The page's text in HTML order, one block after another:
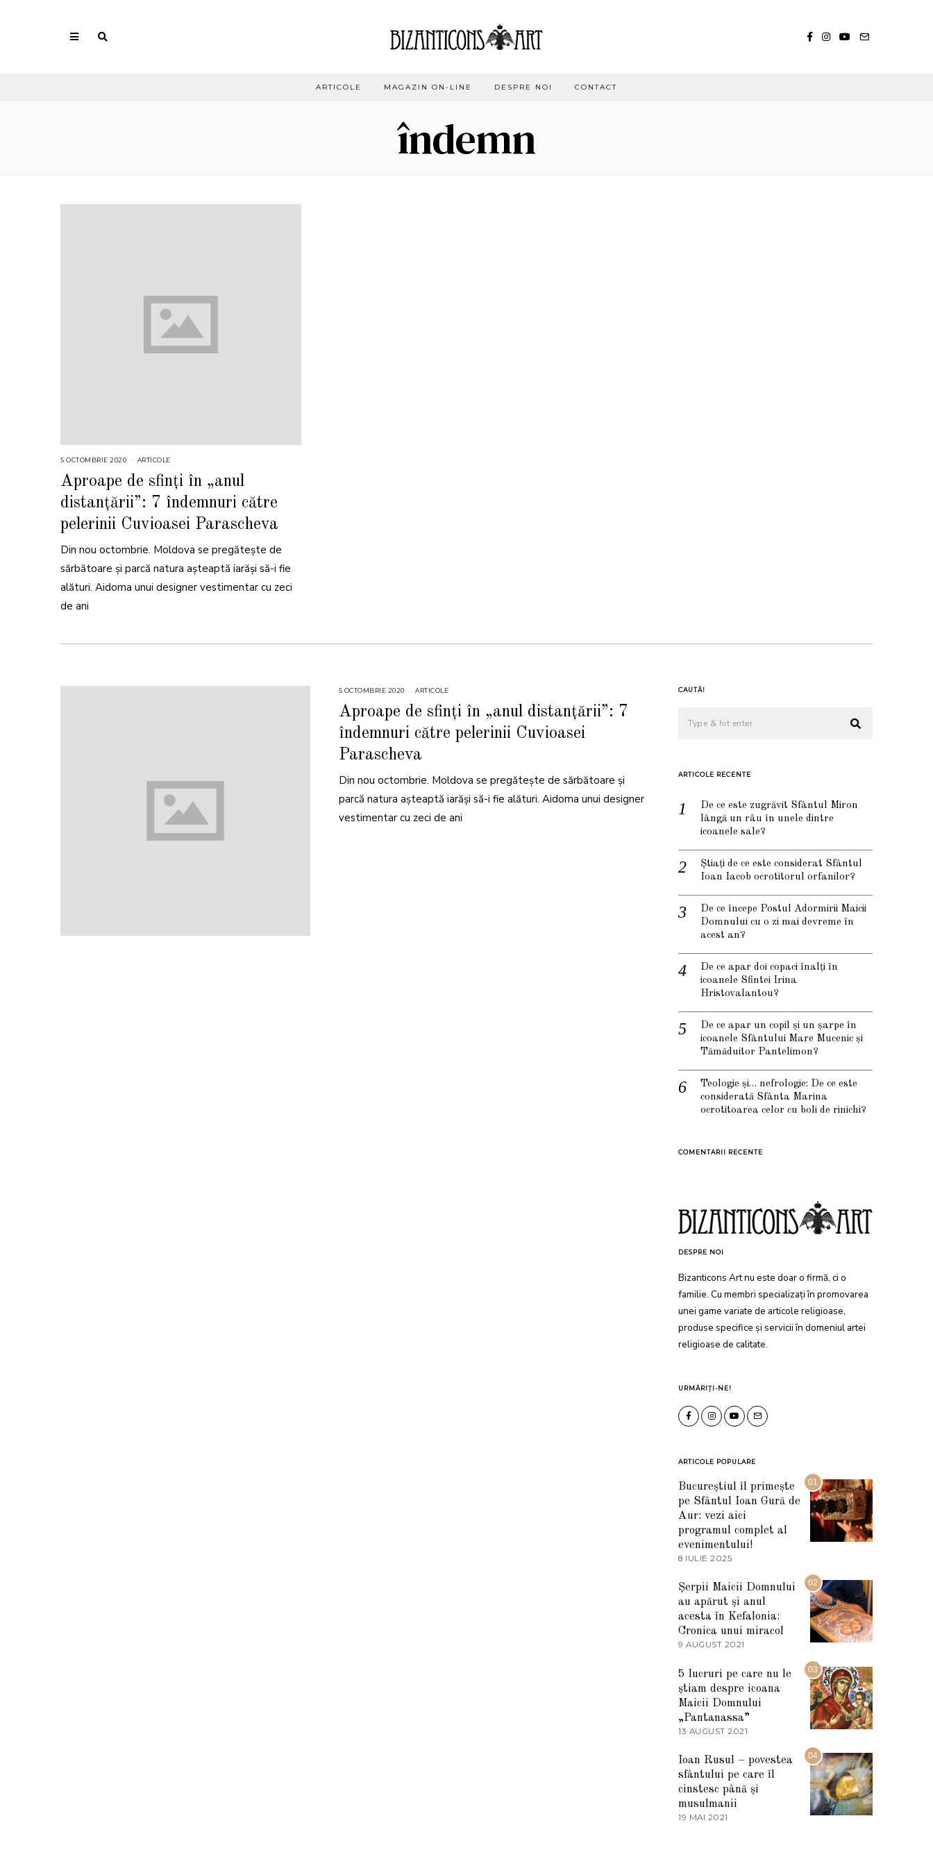
ARTICOLE MAGAZIN ON-LINE DESPRE NOI CONTACT
îndemn
5 OCTOMBRIE 2020 ARTICOLE
Aproape de sfinți în „anul
distanțării”: 7 îndemnuri către
pelerinii Cuvioasei Parascheva
Din nou octombrie. Moldova se pregătește de
sărbătoare și parcă natura așteaptă iarăși să-i fie
alături. Aidoma unui designer vestimentar cu zeci
de ani
5 OCTOMBRIE 2020 ARTICOLE
Aproape de sfinți în „anul distanțării”: 7
îndemnuri către pelerinii Cuvioasei
Parascheva
Din nou octombrie. Moldova se pregătește de sărbătoare și
parcă natura așteaptă iarăși să-i fie alături. Aidoma unui designer
vestimentar cu zeci de ani
CAUTĂ!
ARTICOLE RECENTE
De ce este zugrăvit Sfântul Miron
lângă un râu în unele dintre
icoanele sale?
Știați de ce este considerat Sfântul
Ioan Iacob ocrotitorul orfanilor?
De ce începe Postul Adormirii Maicii
Domnului cu o zi mai devreme în
acest an?
De ce apar doi copaci înalți în
icoanele Sfintei Irina
Hristovalantou?
De ce apar un copil și un șarpe în
icoanele Sfântului Mare Mucenic și
Tămăduitor Pantelimon?
Teologie și… nefrologie: De ce este
considerată Sfânta Marina
ocrotitoarea celor cu boli de rinichi?
COMENTARII RECENTE
DESPRE NOI
Bizanticons Art nu este doar o firmă, ci o
familie. Cu membri specializați în promovarea
unei game variate de articole religioase,
produse specifice și servicii în domeniul artei
religioase de calitate.
URMĂRIȚI-NE!
ARTICOLE POPULARE
01
Bucureștiul îl primește
pe Sfântul Ioan Gură de
Aur: vezi aici
programul complet al
evenimentului!
8 IULIE 2025
U
L
I
2
0
02
Șerpii Maicii Domnului
au apărut și anul
acesta în Kefalonia:
Cronica unui miracol
9 AUGUST 2021
A
R
T
I
2
2
2
03
5 lucruri pe care nu le
știam despre icoana
Maicii Domnului
„Pantanassa”
13 AUGUST 2021
U
G
U
S
04
Ioan Rusul – povestea
sfântului pe care îl
cinstesc până și
musulmanii
19 MAI 2021